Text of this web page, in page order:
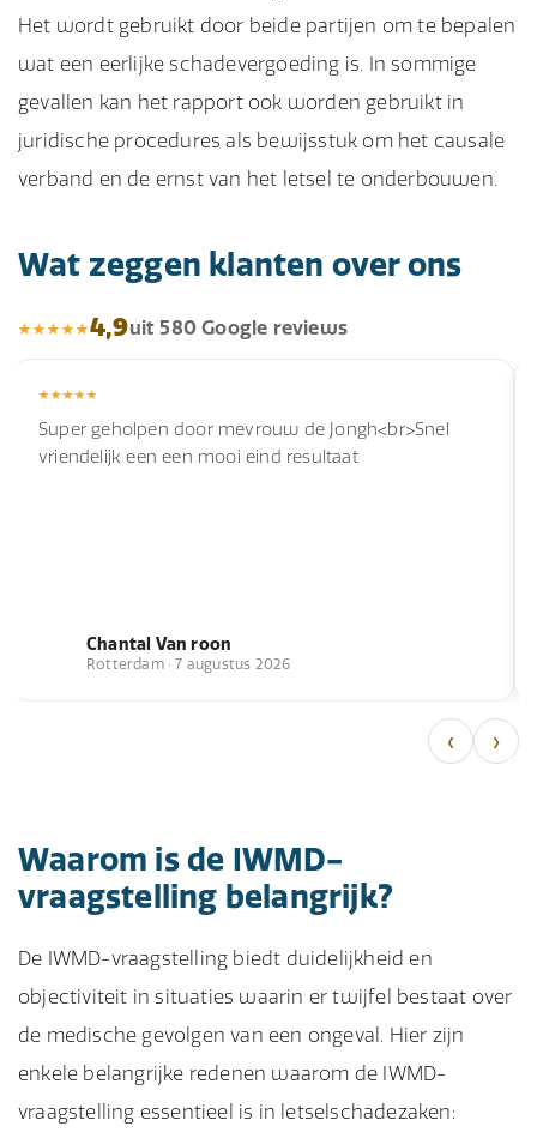
Het wordt gebruikt door beide partijen om te bepalen
wat een eerlijke schadevergoeding is. In sommige
gevallen kan het rapport ook worden gebruikt in
juridische procedures als bewijsstuk om het causale
verband en de ernst van het letsel te onderbouwen.
Wat zeggen klanten over ons
4,9uit 580 Google reviews
Super geholpen door mevrouw de Jongh<br>Snel
vriendelijk een een mooi eind resultaat
Chantal Van roon
Rotterdam · 7 augustus 2026
‹ ›
Waarom is de IWMD-
vraagstelling belangrijk?
De IWMD-vraagstelling biedt duidelijkheid en
objectiviteit in situaties waarin er twijfel bestaat over
de medische gevolgen van een ongeval. Hier zijn
enkele belangrijke redenen waarom de IWMD-
vraagstelling essentieel is in letselschadezaken: